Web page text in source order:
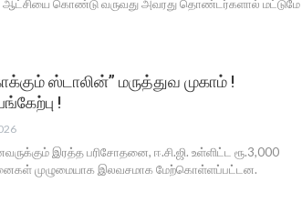
ஆட்சியை கொண்டு வருவது அவரது தொண்டர்களால் மட்டுமே
ஸ்டாலின்” மருத்துவ முகாம் !
!
இரத்த பரிசோதனை, ஈ.சி.ஜி. உள்ளிட்ட ரூ.3,000
முழுமையாக இலவசமாக மேற்கொள்ளப்பட்டன.